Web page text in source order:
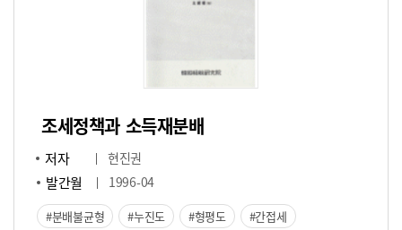
조세정책과 소득재분배
저자 현진권
발간월 1996-04
분배불균형 누진도 형평도 간접세